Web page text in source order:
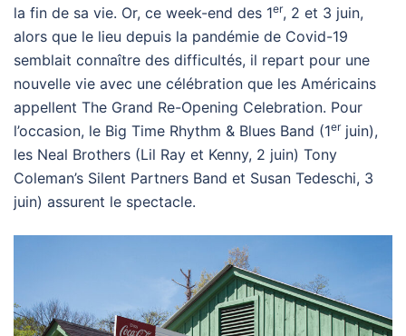
la fin de sa vie. Or, ce week-end des 1er, 2 et 3 juin,
alors que le lieu depuis la pandémie de Covid-19
semblait connaître des difficultés, il repart pour une
nouvelle vie avec une célébration que les Américains
appellent The Grand Re-Opening Celebration. Pour
l’occasion, le Big Time Rhythm & Blues Band (1erjuin),
les Neal Brothers (Lil Ray et Kenny, 2 juin) Tony
Coleman’s Silent Partners Band et Susan Tedeschi, 3
juin) assurent le spectacle.